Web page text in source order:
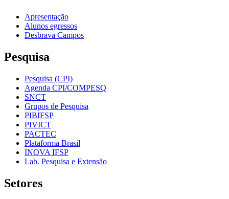
Apresentação
Alunos egressos
Desbrava Campos
Pesquisa
Pesquisa (CPI)
Agenda CPI/COMPESQ
SNCT
Grupos de Pesquisa
PIBIFSP
PIVICT
PACTEC
Plataforma Brasil
INOVA IFSP
Lab. Pesquisa e Extensão
Setores